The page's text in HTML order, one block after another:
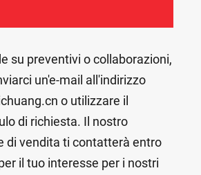
su preventivi o collaborazioni,
un'e-mail all'indirizzo
o utilizzare il
di richiesta. Il nostro
di vendita ti contatterà entro
il tuo interesse per i nostri